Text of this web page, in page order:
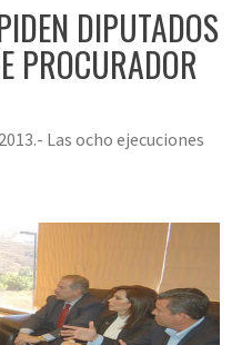
DIPUTADOS
PROCURADOR
Las ocho ejecuciones